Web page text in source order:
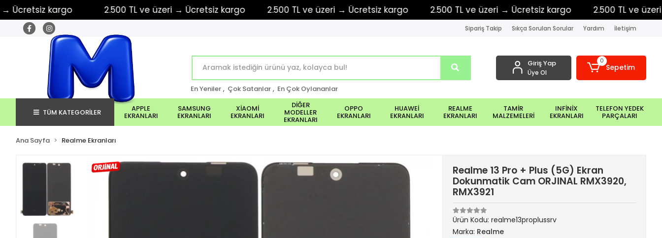
kargo 2.500 TL ve üzeri → Ücretsiz kargo 2.500 TL ve üzeri → Ücretsiz kargo 2.500 TL ve üzeri → Ücretsiz kargo 2.500 TL ve üzeri →
Sipariş Takip Sıkça Sorulan Sorular Yardım İletişim
En Yeniler , Çok Satanlar , En Çok Oylananlar
Giriş Yap
Üye Ol
0
Sepetim
TÜM KATEGORİLER APPLE
EKRANLARI
SAMSUNG
EKRANLARI
XİAOMİ
EKRANLARI
DİĞER
MODELLER
EKRANLARI
OPPO
EKRANLARI
HUAWEİ
EKRANLARI
REALME
EKRANLARI
TAMİR
MALZEMELERİ
INFİNİX
EKRANLARI
TELEFON YEDEK
PARÇALARI
Ana Sayfa Realme Ekranları
Realme 13 Pro + Plus (5G) Ekran
Dokunmatik Cam ORJINAL RMX3920,
RMX3921
Ürün Kodu:realme13proplussrv
Marka: Realme